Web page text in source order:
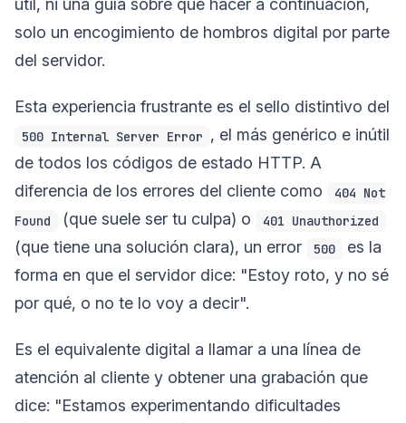
útil, ni una guía sobre qué hacer a continuación,
solo un encogimiento de hombros digital por parte
del servidor.
Esta experiencia frustrante es el sello distintivo del
500 Internal Server Error , el más genérico e inútil
de todos los códigos de estado HTTP. A
diferencia de los errores del cliente como
404 Not
Found
(que suele ser tu culpa) o 401 Unauthorized
(que tiene una solución clara), un error 500
es la
forma en que el servidor dice: "Estoy roto, y no sé
por qué, o no te lo voy a decir".
Es el equivalente digital a llamar a una línea de
atención al cliente y obtener una grabación que
dice: "Estamos experimentando dificultades